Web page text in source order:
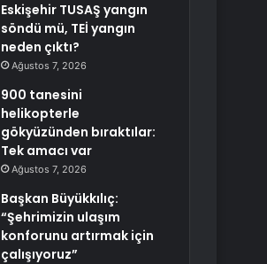
Eskişehir TUSAŞ yangın
söndü mü, TEİ yangın
neden çıktı?
Ağustos 7, 2026
900 tanesini
helikopterle
gökyüzünden bıraktılar:
Tek amacı var
Ağustos 7, 2026
Başkan Büyükkılıç:
“Şehrimizin ulaşım
konforunu artırmak için
çalışıyoruz”